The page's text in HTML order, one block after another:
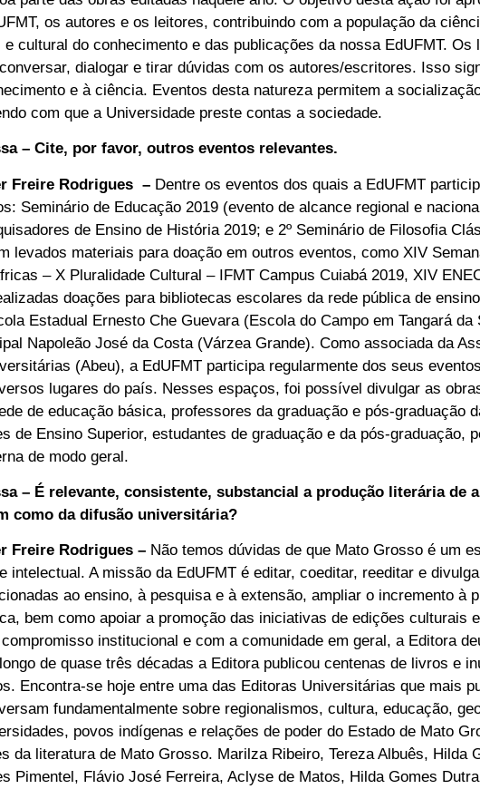
os autores e os leitores, contribuindo com a população da
cultural do conhecimento e das publicações da nossa EdUFMT. Os
dialogar e tirar dúvidas com os autores/escritores. Isso
e à ciência. Eventos desta natureza permitem a
com que a Universidade preste contas a sociedade.
– Cite, por favor, outros eventos relevantes.
Freire Rodrigues – Dentre os eventos dos quais a EdUFMT
Seminário de Educação 2019 (evento de alcance regional e
de Ensino de História 2019; e 2º Seminário de Filosofia
levados materiais para doação em outros eventos, como XIV
– X Pluralidade Cultural – IFMT Campus Cuiabá 2019, XIV
doações para bibliotecas escolares da rede pública de
Estadual Ernesto Che Guevara (Escola do Campo em Tangará
Napoleão José da Costa (Várzea Grande). Como associada da
(Abeu), a EdUFMT participa regularmente dos seus
lugares do país. Nesses espaços, foi possível divulgar as
de educação básica, professores da graduação e pós-graduação
de Ensino Superior, estudantes de graduação e da pós-graduação,
de modo geral.
– É relevante, consistente, substancial a produção literária de
como da difusão universitária?
Freire Rodrigues – Não temos dúvidas de que Mato Grosso é um
intelectual. A missão da EdUFMT é editar, coeditar, reeditar e
ao ensino, à pesquisa e à extensão, ampliar o incremento à
bem como apoiar a promoção das iniciativas de edições culturais
institucional e com a comunidade em geral, a Editora
de quase três décadas a Editora publicou centenas de livros e
Encontra-se hoje entre uma das Editoras Universitárias que mais
fundamentalmente sobre regionalismos, cultura, educação,
povos indígenas e relações de poder do Estado de Mato
da literatura de Mato Grosso. Marilza Ribeiro, Tereza Albuês, Hilda
Pimentel, Flávio José Ferreira, Aclyse de Matos, Hilda Gomes